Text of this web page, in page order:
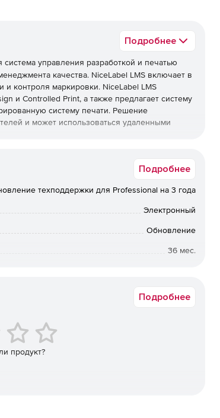
Подробнее
система управления разработкой и печатью
качества. NiceLabel LMS включает в
и контроля маркировки. NiceLabel LMS
и Controlled Print, а также предлагает систему
систему печати. Решение
и может использоваться удаленными
поставщиков и производителей или
оптимизировать комплекс
производительности печати.
Подробнее
техподдержки для Professional на 3 года
Электронный
Обновление
36 мес.
Подробнее
продукт?